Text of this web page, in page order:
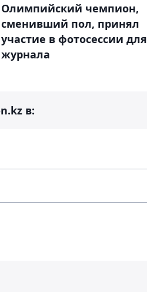
Олимпийский чемпион,
сменивший пол, принял
участие в фотосессии для
журнала
в: